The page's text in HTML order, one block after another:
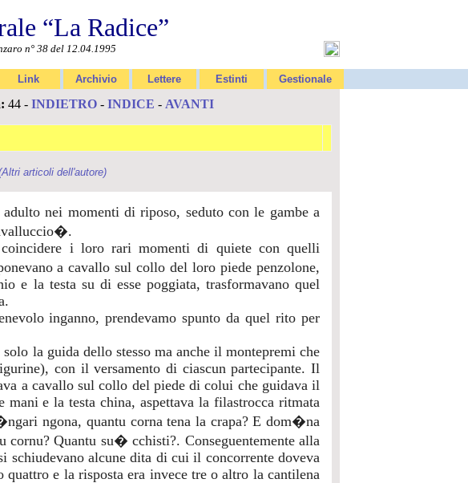
“La Radice”
n° 38 del 12.04.1995
Link Archivio Lettere Estinti Gestionale
44 - INDIETRO - INDICE - AVANTI
articoli dell'autore)
nei momenti di riposo, seduto con le gambe a
i loro rari momenti di quiete con quelli
a cavallo sul collo del loro piede penzolone,
e la testa su di esse poggiata, trasformavano quel
inganno, prendevamo spunto da quel rito per
la guida dello stesso ma anche il montepremi che
con il versamento di ciascun partecipante. Il
a cavallo sul collo del piede di colui che guidava il
e la testa china, aspettava la filastrocca ritmata
ngona, quantu corna tena la crapa? E dom�na
Quantu su� cchisti?. Conseguentemente alla
schiudevano alcune dita di cui il concorrente doveva
e la risposta era invece tre o altro la cantilena